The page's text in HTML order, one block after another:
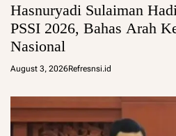
Hasnuryadi Sulaiman
PSSI 2026, Bahas Arah
Nasional
August 3, 2026Refresnsi.id